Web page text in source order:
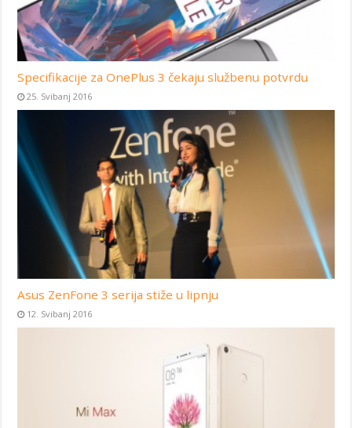
Specifikacije za OnePlus 3 čekaju službenu potvrdu
25. Svibanj 2016
Asus ZenFone 3 serija stiže u lipnju
12. Svibanj 2016